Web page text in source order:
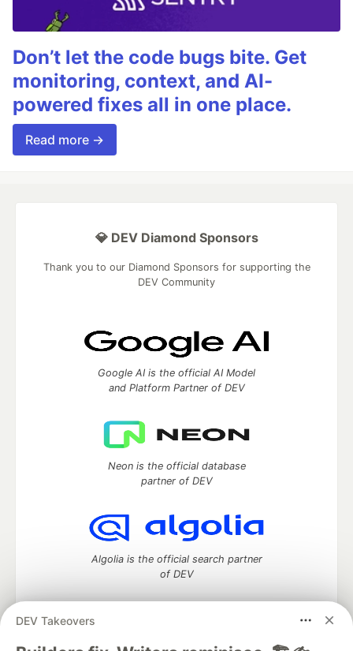
Don’t let the code bugs bite. Get
monitoring, context, and AI-
powered fixes all in one place.
Read more →
DEV Takeovers
💎 DEV Diamond Sponsors
Thank you to our Diamond Sponsors for supporting the
DEV Community
Google AI is the official AI Model
and Platform Partner of DEV
Neon is the official database
partner of DEV
Algolia is the official search partner
of DEV